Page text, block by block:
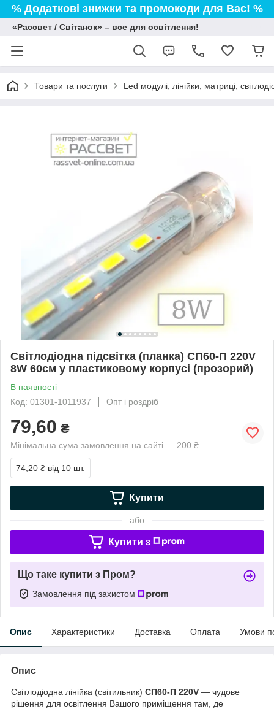
% Додаткові знижки та промокоди для Вас! %
«Рассвет / Світанок» – все для освітлення!
Товари та послуги Led модулі, лінійки, матриці,
Світлодіодна підсвітка (планка) СП60-П 220V
8W 60см у пластиковому корпусі (прозорий)
В наявності
Код: 01301-1011937
Опт і роздріб
79,60 ₴
Мінімальна сума замовлення на сайті — 200 ₴
74,20 ₴ від 10 шт.
Купити
або
Купити з
Що таке купити з Пром?
Замовлення під захистом
Опис Характеристики Доставка Оплата Умови
Опис
Світлодіодна лінійка (світильник) СП60-П 220V — чудове
рішення для освітлення Вашого приміщення там, де